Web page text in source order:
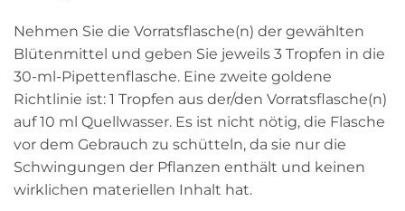
Nehmen Sie die Vorratsflasche(n) der gewählten
Blütenmittel und geben Sie jeweils 3 Tropfen in die
30-ml-Pipettenflasche. Eine zweite goldene
Richtlinie ist: 1 Tropfen aus der/den Vorratsflasche(n)
auf 10 ml Quellwasser. Es ist nicht nötig, die Flasche
vor dem Gebrauch zu schütteln, da sie nur die
Schwingungen der Pflanzen enthält und keinen
wirklichen materiellen Inhalt hat.